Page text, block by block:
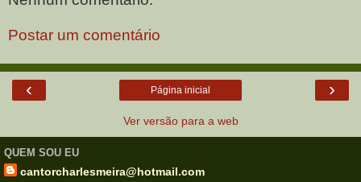
Postar um comentário
‹ ›
Página inicial
Ver versão para a web
QUEM SOU EU
cantorcharlesmeira@hotmail.com